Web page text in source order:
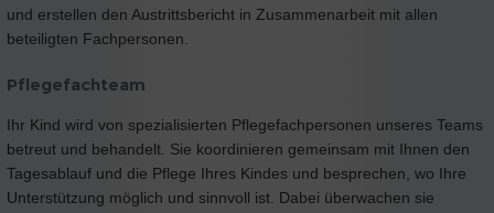
und erstellen den Austrittsbericht in Zusammenarbeit mit allen
beteiligten Fachpersonen.
Pflegefachteam
Ihr Kind wird von spezialisierten Pflegefachpersonen unseres Teams
betreut und behandelt. Sie koordinieren gemeinsam mit Ihnen den
Tagesablauf und die Pflege Ihres Kindes und besprechen, wo Ihre
Unterstützung möglich und sinnvoll ist. Dabei überwachen sie